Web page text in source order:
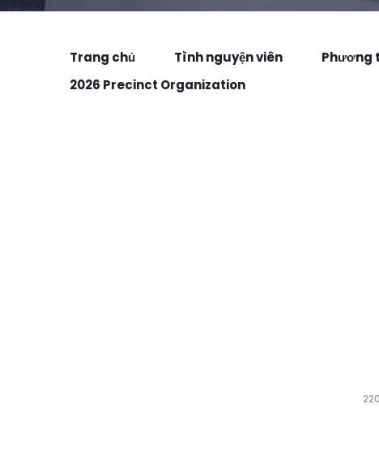
Trang chủ Tình nguyện viên Phương
2026 Precinct Organization